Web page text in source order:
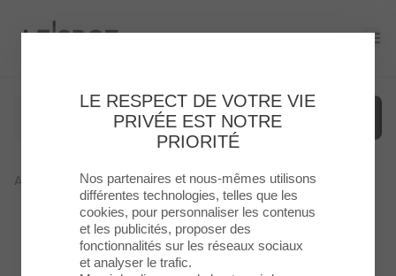
Le Spot
Menu
Enseignes
Accueil Boutique > POP UP STORE
LE RESPECT DE VOTRE VIE
PRIVÉE EST NOTRE
PRIORITÉ
Nos partenaires et nous-mêmes utilisons
différentes technologies, telles que les
cookies, pour personnaliser les contenus
et les publicités, proposer des
fonctionnalités sur les réseaux sociaux
et analyser le trafic.